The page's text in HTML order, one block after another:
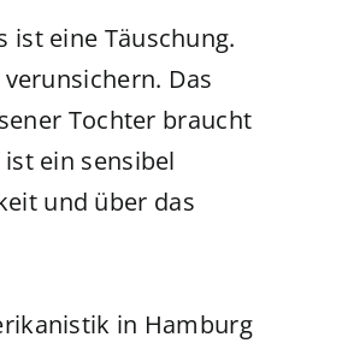
ist eine Täuschung.
Das
Tochter braucht
ist ein sensibel
und über das
in Hamburg